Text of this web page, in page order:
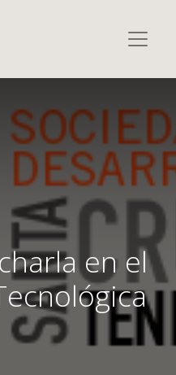
en el